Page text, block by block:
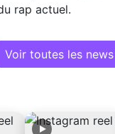
rap actuel.
Voir toutes les news